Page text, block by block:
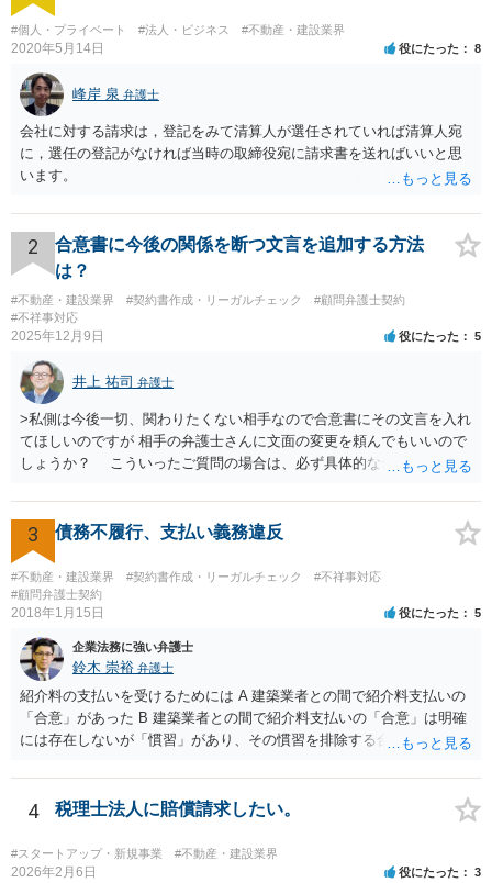
#個人・プライベート #法人・ビジネス #不動産・建設業界
2020年5月14日 役にたった 8
峰岸 泉 弁護士
会社に対する請求は，登記をみて清算人が選任されていれば清算人宛
に，選任の登記がなければ当時の取締役宛に請求書を送ればいいと思
います。
2
合意書に今後の関係を断つ文言を追加する方法
は？
#不動産・建設業界 #契約書作成・リーガルチェック
#顧問弁護士契約
#不祥事対応
2025年12月9日 役にたった 5
井上 祐司 弁護士
>私側は今後一切、関わりたくない相手なので合意書にその文言を入れ
てほしいのですが 相手の弁護士さんに文面の変更を頼んでもいいので
しょうか？ こういったご質問の場合は、必ず具体的な合意書案をも
には、ご質問のような懸念を払しょくするために、 「甲及び乙は，本
示談書に記載するもののほか，甲と乙の間には何らの債権債務が存し
ないことを相互に確認する。」 という清算条項を入れることが一般的
です。 以上に加え、「本件については，当事者協議の結果，上記示
談条件のとおり示談が成立したので，今後本件の上記示談内容に関し
てはどんな事情が生じても双方共裁判上又は裁判外においても一切異
議，請求の申立をしないことを誓約する。」という条項を入れること
がありますが、この条項は一つのプレッシャーのようなもので、現実
には今後一切裁判を起こす権利を放棄する、という合意はできません
し、予測できない後発的損害については示談後であっても請求できる
ので、上記の清算条項のみの場合がほとんどです。
3 債務不履行、支払い義務違反
#不動産・建設業界 #契約書作成・リーガルチェック
#不祥事対応
#顧問弁護士契約
2018年1月15日 役にたった 5
企業法務に強い弁護士
鈴木 崇裕 弁護士
紹介料の支払いを受けるためには A 建築業者との間で紹介料支払いの
「合意」があった B 建築業者との間で紹介料支払いの「合意」は明確
には存在しないが「慣習」があり、その慣習を排除する合意がない と
っとも、裁判所は「慣習」を容易には認めませんから、Aの主張に重き
をおくほうがよろしいと思います。 Aの主張で重要になるのは、例え
ば ・相手方建築業者が「当初払う」と言っていた事実、経緯、内容 ・
貴社が相手方建築業者に対して紹介料支払いを求めた事実 、経緯、内
容 ・相手方建築業者が過去に紹介料を支払った事実 ・相手方建築業者
4 税理士法人に賠償請求したい。
#スタートアップ・新規事業 #不動産・建設業界
2026年2月6日 役にたった 3